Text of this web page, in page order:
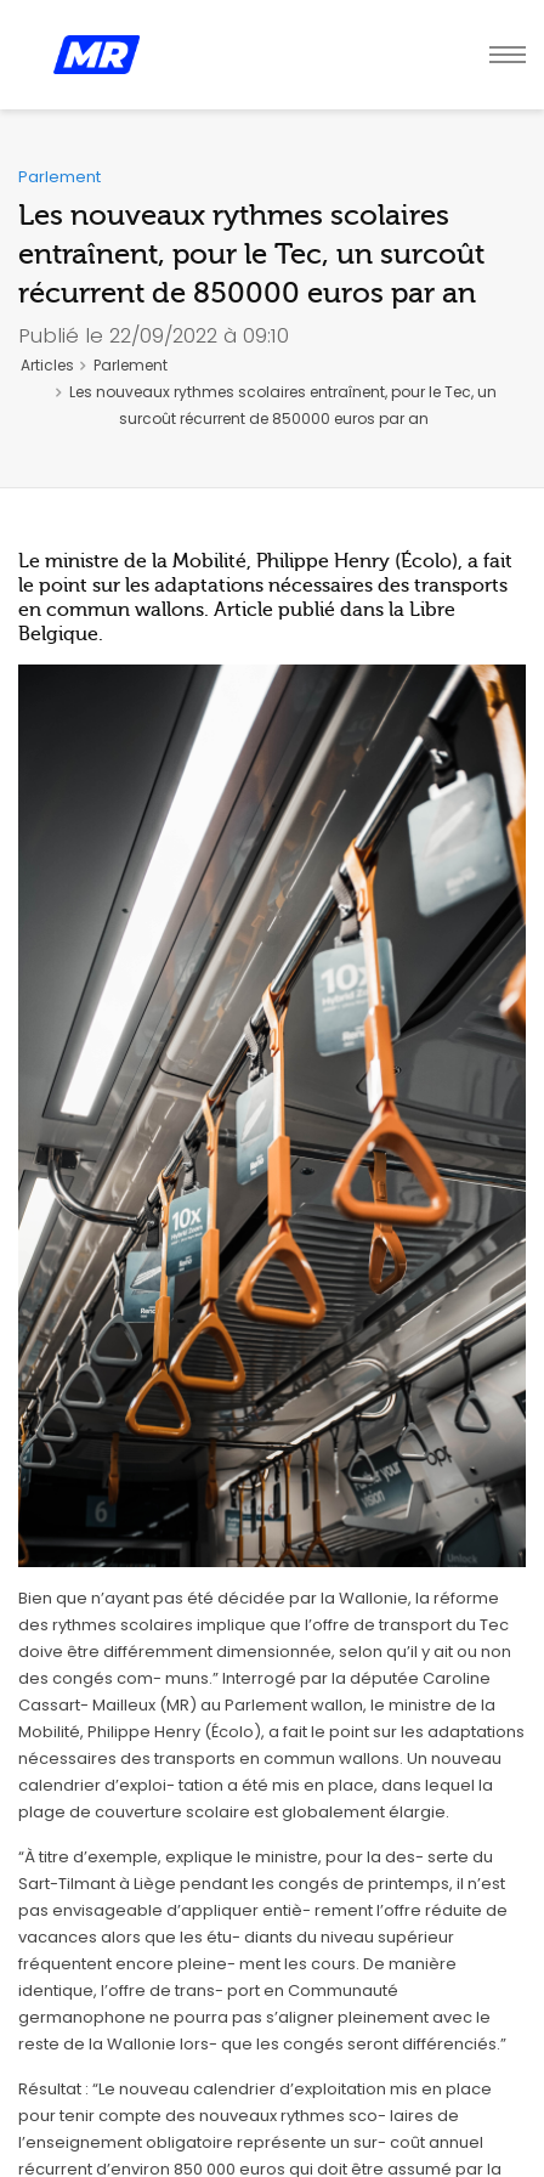
Parlement
Les nouveaux rythmes scolaires
entraînent, pour le Tec, un surcoût
récurrent de 850000 euros par an
Publié le 22/09/2022 à 09:10
Articles
Parlement
Les nouveaux rythmes scolaires entraînent, pour le Tec, un
surcoût récurrent de 850000 euros par an
Le ministre de la Mobilité, Philippe Henry (Écolo), a fait
le point sur les adaptations nécessaires des transports
en commun wallons. Article publié dans la Libre
Belgique.
Bien que n’ayant pas été décidée par la Wallonie, la réforme
des rythmes scolaires implique que l’offre de transport du Tec
doive être différemment dimensionnée, selon qu’il y ait ou non
des congés com- muns.”Interrogé par la députée Caroline
Cassart- Mailleux (MR) au Parlement wallon, le ministre de la
Mobilité, Philippe Henry (Écolo), a fait le point sur les adaptations
nécessaires des transports en commun wallons. Un nouveau
calendrier d’exploi- tation a été mis en place, dans lequel la
plage de couverture scolaire est globalement élargie.
“À titre d’exemple, explique le ministre, pour la des- serte du
Sart-Tilmant à Liège pendant les congés de printemps, il n’est
pas envisageable d’appliquer entiè- rement l’offre réduite de
vacances alors que les étu- diants du niveau supérieur
fréquentent encore pleine- ment les cours. De manière
identique, l’offre de trans- port en Communauté
germanophone ne pourra pas s’aligner pleinement avec le
reste de la Wallonie lors- que les congés seront différenciés.”
Résultat : “Le nouveau calendrier d’exploitation mis en place
pour tenir compte des nouveaux rythmes sco- laires de
l’enseignement obligatoire représente un sur- coût annuel
récurrent d’environ 850 000 euros qui doit être assumé par la